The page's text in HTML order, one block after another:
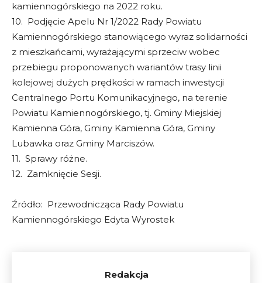
kamiennogórskiego na 2022 roku.
10. Podjęcie Apelu Nr 1/2022 Rady Powiatu
Kamiennogórskiego stanowiącego wyraz solidarności
z mieszkańcami, wyrażającymi sprzeciw wobec
przebiegu proponowanych wariantów trasy linii
kolejowej dużych prędkości w ramach inwestycji
Centralnego Portu Komunikacyjnego, na terenie
Powiatu Kamiennogórskiego, tj. Gminy Miejskiej
Kamienna Góra, Gminy Kamienna Góra, Gminy
Lubawka oraz Gminy Marciszów.
11. Sprawy różne.
12. Zamknięcie Sesji.
Źródło: Przewodnicząca Rady Powiatu
Kamiennogórskiego Edyta Wyrostek
Redakcja